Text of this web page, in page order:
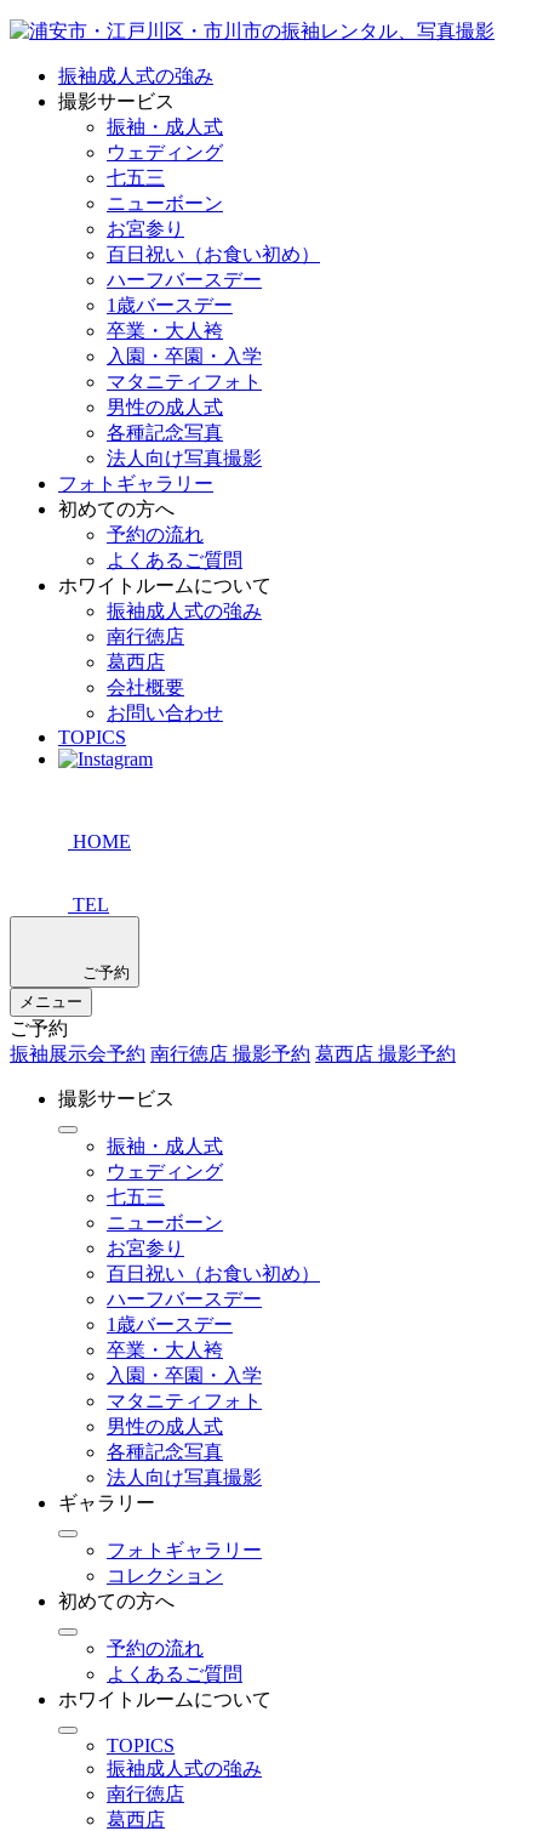
振袖成人式の強み
撮影サービス
振袖・成人式
ウェディング
七五三
ニューボーン
お宮参り
百日祝い（お食い初め）
ハーフバースデー
1歳バースデー
卒業・大人袴
入園・卒園・入学
マタニティフォト
男性の成人式
各種記念写真
法人向け写真撮影
フォトギャラリー
初めての方へ
予約の流れ
よくあるご質問
ホワイトルームについて
振袖成人式の強み
南行徳店
葛西店
会社概要
お問い合わせ
TOPICS
HOME
TEL
ご予約
メニュー
ご予約
振袖展示会予約 南行徳店 撮影予約 葛西店 撮影予約
撮影サービス
振袖・成人式
ウェディング
七五三
ニューボーン
お宮参り
百日祝い（お食い初め）
ハーフバースデー
1歳バースデー
卒業・大人袴
入園・卒園・入学
マタニティフォト
男性の成人式
各種記念写真
法人向け写真撮影
ギャラリー
フォトギャラリー
コレクション
初めての方へ
予約の流れ
よくあるご質問
ホワイトルームについて
TOPICS
振袖成人式の強み
南行徳店
葛西店